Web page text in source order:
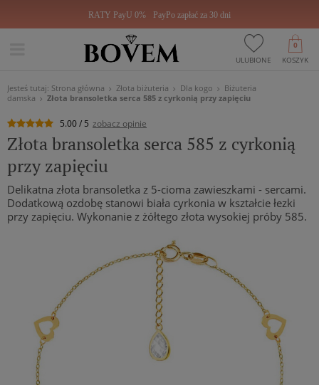
RATY PayU 0% PayPo zapłać za 30 dni
ULUBIONE KOSZYK
0
Jesteś tutaj: Strona główna Złota biżuteria Dla kogo
Biżuteria
damska
Złota bransoletka serca 585 z cyrkonią przy zapięciu
5.00 / 5 zobacz opinie
Złota bransoletka serca 585 z cyrkonią
przy zapięciu
Delikatna złota bransoletka z 5-cioma zawieszkami - sercami.
Dodatkową ozdobę stanowi biała cyrkonia w kształcie łezki
przy zapięciu. Wykonanie z żółtego złota wysokiej próby 585.